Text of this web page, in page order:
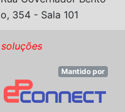
354 - Sala 101
Mantido por